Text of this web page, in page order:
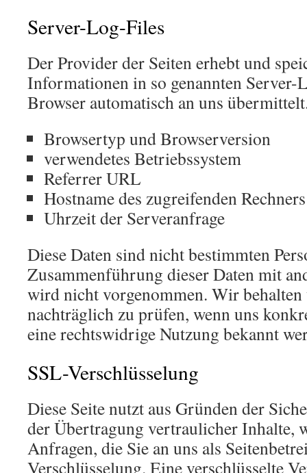
Server-Log-Files
Der Provider der Seiten erhebt und
Informationen in so genannten
Browser automatisch an uns
Browsertyp und Browserversion
verwendetes Betriebssystem
Referrer URL
Hostname des zugreifenden Rechners
Uhrzeit der Serveranfrage
Diese Daten sind nicht bestimmten
Zusammenführung dieser Daten mit
wird nicht vorgenommen. Wir behalten
nachträglich zu prüfen, wenn uns
eine rechtswidrige Nutzung bekannt
SSL-Verschlüsselung
Diese Seite nutzt aus Gründen der
der Übertragung vertraulicher Inhalte,
Anfragen, die Sie an uns als
Verschlüsselung. Eine verschlüsselte